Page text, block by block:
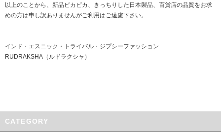
以上のことから、新品ピカピカ、きっちりした日本製品、百貨店の品質をお求
めの方は申し訳ありませんがご利用はご遠慮下さい。
インド・エスニック・トライバル・ジプシーファッション
RUDRAKSHA（ルドラクシャ）
CATEGORY